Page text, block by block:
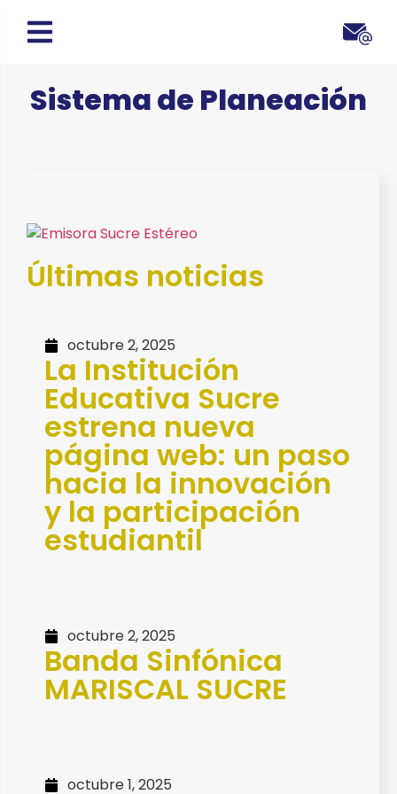
Sistema de Planeación
Últimas noticias
octubre 2, 2025
La Institución
Educativa Sucre
estrena nueva
página web: un paso
hacia la innovación
y la participación
estudiantil
octubre 2, 2025
Banda Sinfónica
MARISCAL SUCRE
octubre 1, 2025